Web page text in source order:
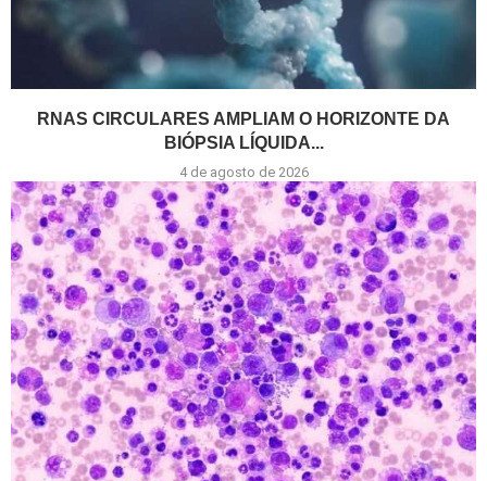
RNAS CIRCULARES AMPLIAM O HORIZONTE DA
BIÓPSIA LÍQUIDA...
4 de agosto de 2026